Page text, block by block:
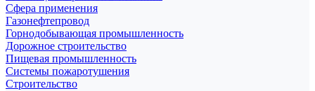
Сфера применения
Газонефтепровод
Горнодобывающая промышленность
Дорожное строительство
Пищевая промышленность
Системы пожаротушения
Строительство